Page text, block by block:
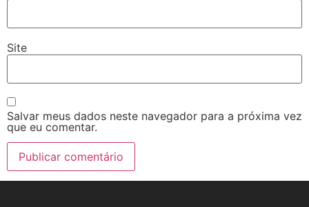
Site
Salvar meus dados neste navegador para a próxima vez
que eu comentar.